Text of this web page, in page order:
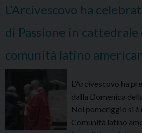
L’Arcivescovo ha
di Passione in cattedrale
comunità latino
L’Arcivescovo ha
dalla Domenica
Nel pomeriggio si è
Comunità latino